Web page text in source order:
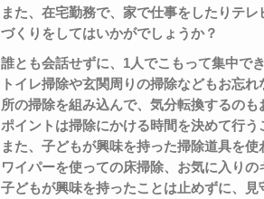
また、在宅勤務で、家で仕事をしたりテ
づくりをしてはいかがでしょうか？
誰とも会話せずに、1人でこもって集中で
トイレ掃除や玄関周りの掃除などもお忘
所の掃除を組み込んで、気分転換するのも
ポイントは掃除にかける時間を決めて行う
また、子どもが興味を持った掃除道具を
ワイパーを使っての床掃除、お気に入り
子どもが興味を持ったことは止めずに、